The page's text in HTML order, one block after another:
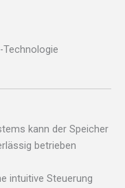
Technologie
kann der Speicher
betrieben
intuitive Steuerung